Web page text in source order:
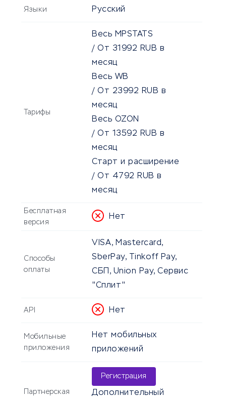
Языки Русский
Тарифы
Весь MPSTATS
/ От 31992 RUB в
месяц
Весь WB
/ От 23992 RUB в
месяц
Весь OZON
/ От 13592 RUB в
месяц
Старт и расширение
/ От 4792 RUB в
месяц
Бесплатная
версия
Нет
Способы
оплаты
VISA, Mastercard,
SberPay, Tinkoff Pay,
СБП, Union Pay, Сервис
"Сплит"
API Нет
Мобильные
приложения
Нет мобильных
приложений
Партнерская
Регистрация
Дополнительный